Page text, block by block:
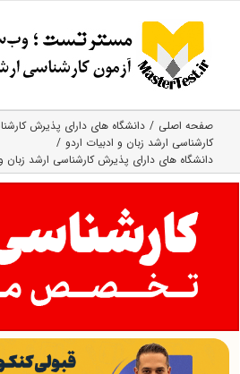
content
صفحه اصلی
دانشگاه های دارای پذیرش
کارشناسی ارشد زبان و ادبیات اردو
دانشگاه های دارای پذیرش کارشناسی ارشد زبان و